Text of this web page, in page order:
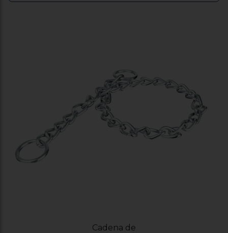
Cadena de